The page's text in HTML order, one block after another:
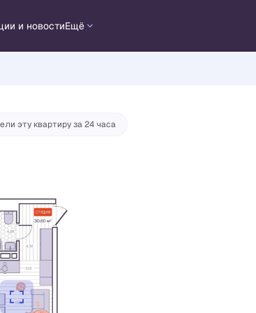
и новостиЕщё
от 24 645 руб./мес.
эту квартиру за 24 часа